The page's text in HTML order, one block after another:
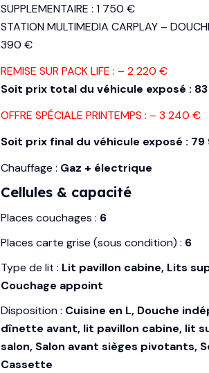
SUPPLEMENTAIRE : 1 750 €
STATION MULTIMEDIA CARPLAY –
390 €
REMISE SUR PACK LIFE : – 2 220 €
Soit prix total du véhicule exposé :
OFFRE SPÉCIALE PRINTEMPS : – 3 240 €
Soit prix final du véhicule exposé :
Chauffage : Gaz + électrique
Cellules & capacité
Places couchages : 6
Places carte grise (sous condition) : 6
Type de lit : Lit pavillon cabine, Lits
Couchage appoint
Disposition : Cuisine en L, Douche
dînette avant, lit pavillon cabine, lit
salon, Salon avant sièges pivotants,
Cassette